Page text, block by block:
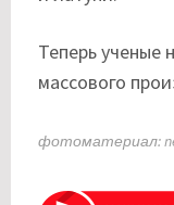
Теперь ученые
массового
фотоматериал: